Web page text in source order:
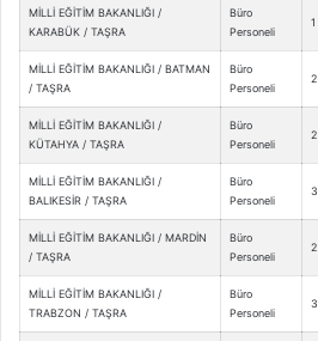
MİLLİ EĞİTİM BAKANLIĞI /
KARABÜK / TAŞRA
Büro
Personeli
1
MİLLİ EĞİTİM BAKANLIĞI / BATMAN
/ TAŞRA
Büro
Personeli
2
MİLLİ EĞİTİM BAKANLIĞI /
KÜTAHYA / TAŞRA
Büro
Personeli
2
MİLLİ EĞİTİM BAKANLIĞI /
BALIKESİR / TAŞRA
Büro
Personeli
3
MİLLİ EĞİTİM BAKANLIĞI / MARDİN
/ TAŞRA
Büro
Personeli
2
MİLLİ EĞİTİM BAKANLIĞI /
TRABZON / TAŞRA
Büro
Personeli
3